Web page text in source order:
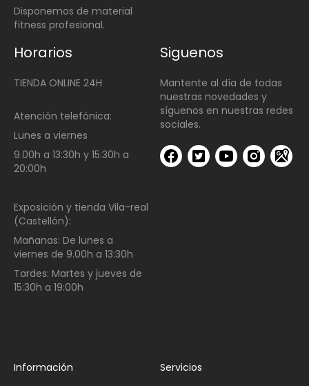
Disponemos de material
fitness profesional.
Horarios
TIENDA ONLINE 24H
Atención telefónica:
Lunes a viernes
9.00h a 13:30h y 15:30h a
20:00h
Exposición y tienda Vila-real
(Castellón):
Mañanas: De lunes a
viernes de 9.00h a 13:30h
Tardes: Martes y jueves de
15:30h a 19:00h
Siguenos
Mantente al día de todas
nuestras novedades y
síguenos en nuestras redes
sociales.
Información
Servicios